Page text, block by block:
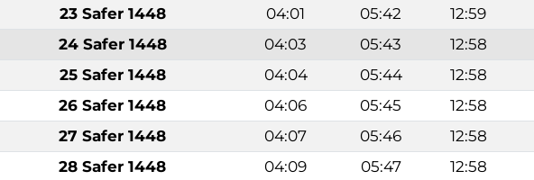
23 Safer 1448 04:01 05:42 12:59
24 Safer 1448 04:03 05:43 12:58
25 Safer 1448 04:04 05:44 12:58
26 Safer 1448 04:06 05:45 12:58
27 Safer 1448 04:07 05:46 12:58
28 Safer 1448 04:09 05:47 12:58